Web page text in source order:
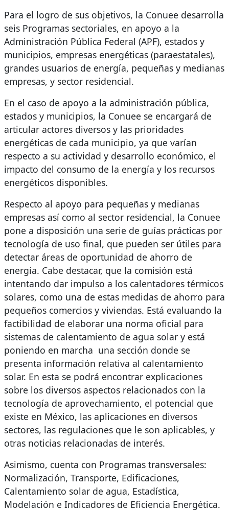
Para el logro de sus objetivos, la Conuee desarrolla
seis Programas sectoriales, en apoyo a la
Administración Pública Federal (APF), estados y
municipios, empresas energéticas (paraestatales),
grandes usuarios de energía, pequeñas y medianas
empresas, y sector residencial.
En el caso de apoyo a la administración pública,
estados y municipios, la Conuee se encargará de
articular actores diversos y las prioridades
energéticas de cada municipio, ya que varían
respecto a su actividad y desarrollo económico, el
impacto del consumo de la energía y los recursos
energéticos disponibles.
Respecto al apoyo para pequeñas y medianas
empresas así como al sector residencial, la Conuee
pone a disposición una serie de guías prácticas por
tecnología de uso final, que pueden ser útiles para
detectar áreas de oportunidad de ahorro de
energía. Cabe destacar, que la comisión está
intentando dar impulso a los calentadores térmicos
solares, como una de estas medidas de ahorro para
pequeños comercios y viviendas. Está evaluando la
factibilidad de elaborar una norma oficial para
sistemas de calentamiento de agua solar y está
poniendo en marcha una sección donde se
presenta información relativa al calentamiento
solar. En esta se podrá encontrar explicaciones
sobre los diversos aspectos relacionados con la
tecnología de aprovechamiento, el potencial que
existe en México, las aplicaciones en diversos
sectores, las regulaciones que le son aplicables, y
otras noticias relacionadas de interés.
Asimismo, cuenta con Programas transversales:
Normalización, Transporte, Edificaciones,
Calentamiento solar de agua, Estadística,
Modelación e Indicadores de Eficiencia Energética.